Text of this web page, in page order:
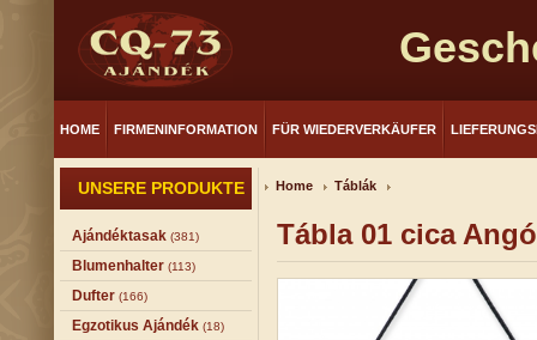
HOME FIRMENINFORMATION FÜR WIEDERVERKÄUFER
UNSERE PRODUKTE
Ajándéktasak (381)
Blumenhalter (113)
Dufter (166)
Egzotikus Ajándék (18)
Home Táblák
Tábla 01 cica